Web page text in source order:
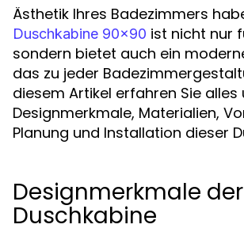
Ästhetik Ihres Badezimmers
Duschkabine 90x90 ist nicht nur
sondern bietet auch ein
das zu jeder
diesem Artikel erfahren Sie alles
Designmerkmale, Materialien,
Planung und Installation dieser
Designmerkmale der
Duschkabine